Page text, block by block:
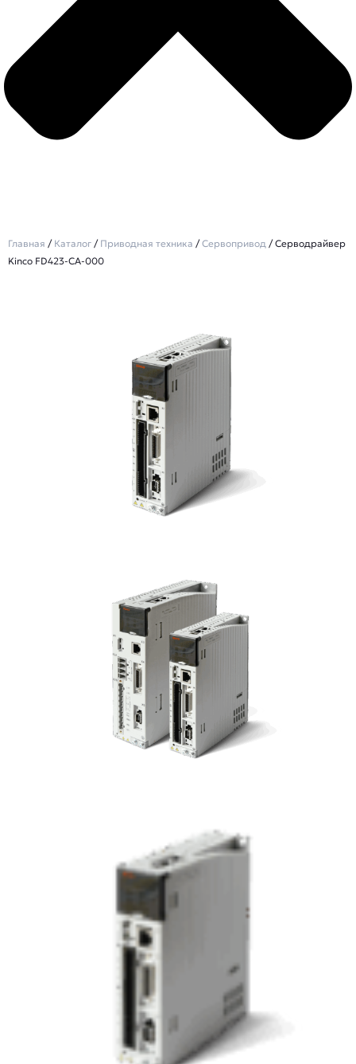
Главная / Каталог / Приводная техника /Сервопривод / Серводрайвер
Kinco FD423-CA-000